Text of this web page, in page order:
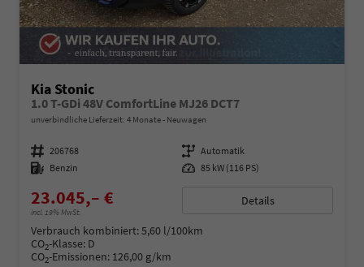
Kia Stonic
1.0 T-GDi 48V ComfortLine MJ26 DCT7
unverbindliche Lieferzeit: 4 Monate Neuwagen
Fahrzeugnummer 206768 Getriebe Automatik
Kraftstoff Benzin Leistung 85 kW (116 PS)
23.045,– €
incl. 19% MwSt.
Details
Verbrauch kombiniert:5,60 l/100km
CO2-Klasse: D
CO2-Emissionen: 126,00 g/km